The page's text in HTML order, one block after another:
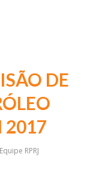
DE
2017
Equipe RPRJ